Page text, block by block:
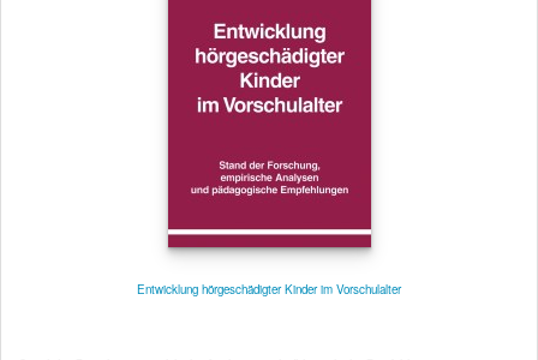
Entwicklung hörgeschädigter Kinder im Vorschulalter